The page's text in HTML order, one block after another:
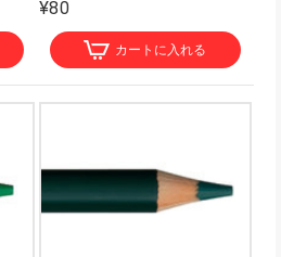
¥80
カートに入れる